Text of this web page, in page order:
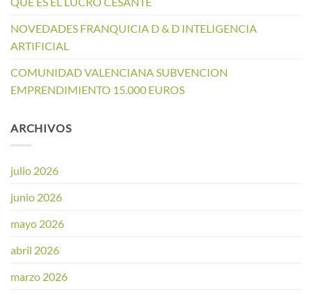
NOVEDADES FRANQUICIA D & D INTELIGENCIA
ARTIFICIAL
COMUNIDAD VALENCIANA SUBVENCION
EMPRENDIMIENTO 15.000 EUROS
ARCHIVOS
julio 2026
junio 2026
mayo 2026
abril 2026
marzo 2026